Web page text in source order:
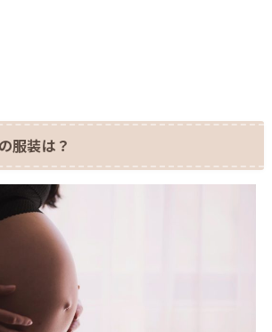
服装は？